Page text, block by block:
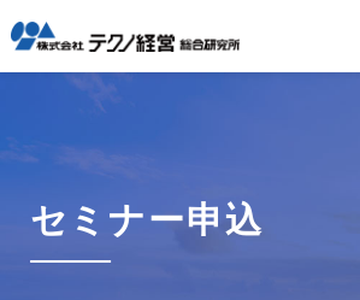
セミナー申込